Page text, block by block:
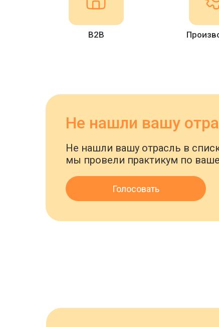
B2B
Не нашли вашу
Не нашли вашу отрасль в
мы провели практикум по
Голосовать